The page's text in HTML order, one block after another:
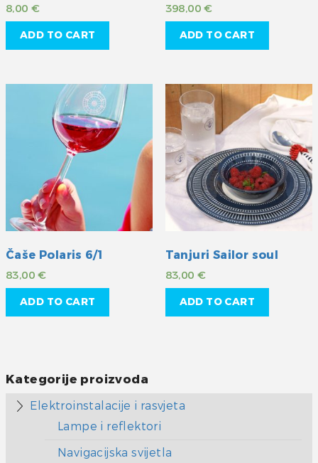
8,00 €
ADD TO CART
398,00€
ADD TO CART
Čaše Polaris 6/1
83,00€
ADD TO CART
Tanjuri Sailor soul
83,00€
ADD TO CART
Kategorije proizvoda
Elektroinstalacije i rasvjeta
Lampe i reflektori
Navigacijska svijetla